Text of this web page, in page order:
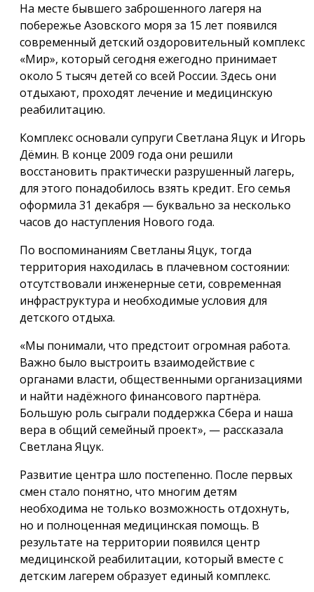
На месте бывшего заброшенного лагеря на
побережье Азовского моря за 15 лет появился
современный детский оздоровительный комплекс
«Мир», который сегодня ежегодно принимает
около 5 тысяч детей со всей России. Здесь они
отдыхают, проходят лечение и медицинскую
реабилитацию.
Комплекс основали супруги Светлана Яцук и Игорь
Дёмин. В конце 2009 года они решили
восстановить практически разрушенный лагерь,
для этого понадобилось взять кредит. Его семья
оформила 31 декабря — буквально за несколько
часов до наступления Нового года.
По воспоминаниям Светланы Яцук, тогда
территория находилась в плачевном состоянии:
отсутствовали инженерные сети, современная
инфраструктура и необходимые условия для
детского отдыха.
«Мы понимали, что предстоит огромная работа.
Важно было выстроить взаимодействие с
органами власти, общественными организациями
и найти надёжного финансового партнёра.
Большую роль сыграли поддержка Сбера и наша
вера в общий семейный проект», — рассказала
Светлана Яцук.
Развитие центра шло постепенно. После первых
смен стало понятно, что многим детям
необходима не только возможность отдохнуть,
но и полноценная медицинская помощь. В
результате на территории появился центр
медицинской реабилитации, который вместе с
детским лагерем образует единый комплекс.